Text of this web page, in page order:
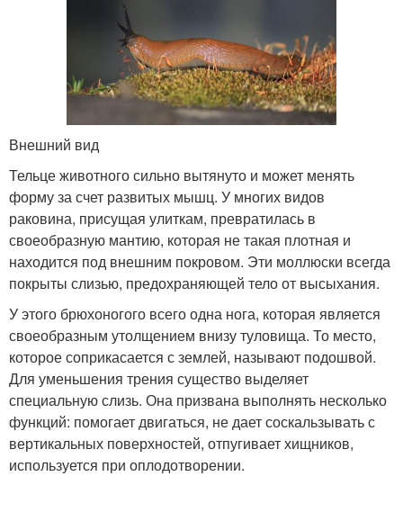
Внешний вид
Тельце животного сильно вытянуто и может менять
форму за счет развитых мышц. У многих видов
раковина, присущая улиткам, превратилась в
своеобразную мантию, которая не такая плотная и
находится под внешним покровом. Эти моллюски всегда
покрыты слизью, предохраняющей тело от высыхания.
У этого брюхоногого всего одна нога, которая является
своеобразным утолщением внизу туловища. То место,
которое соприкасается с землей, называют подошвой.
Для уменьшения трения существо выделяет
специальную слизь. Она призвана выполнять несколько
функций: помогает двигаться, не дает соскальзывать с
вертикальных поверхностей, отпугивает хищников,
используется при оплодотворении.